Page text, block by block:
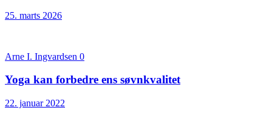
25. marts 2026
Arne I. Ingvardsen 0
Yoga kan forbedre ens søvnkvalitet
22. januar 2022